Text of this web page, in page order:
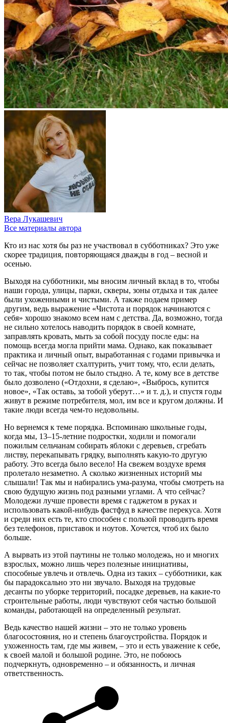
Вера Лукашевич
Все материалы автора
Кто из нас хотя бы раз не участвовал в субботниках? Это уже
скорее традиция, повторяющаяся дважды в год – весной и
осенью.
Выходя на субботники, мы вносим личный вклад в то, чтобы
наши города, улицы, парки, скверы, зоны отдыха и так далее
были ухоженными и чистыми. А также подаем пример
другим, ведь выражение «Чистота и порядок начинаются с
себя» хорошо знакомо всем нам с детства. Да, возможно, тогда
не сильно хотелось наводить порядок в своей комнате,
заправлять кровать, мыть за собой посуду после еды: на
помощь всегда могла прийти мама. Однако, как показывает
практика и личный опыт, выработанная с годами привычка и
сейчас не позволяет схалтурить, учит тому, что, если делать,
то так, чтобы потом не было стыдно. А те, кому все в детстве
было дозволено («Отдохни, я сделаю», «Выбрось, купится
новое», «Так оставь, за тобой уберут…» и т. д.), и спустя годы
живут в режиме потребителя, мол, им все и кругом должны. И
такие люди всегда чем-то недовольны.
Но вернемся к теме порядка. Вспоминаю школьные годы,
когда мы, 13–15-летние подростки, ходили и помогали
пожилым сельчанам собирать яблоки с деревьев, сгребать
листву, перекапывать грядку, выполнять какую-то другую
работу. Это всегда было весело! На свежем воздухе время
пролетало незаметно. А сколько жизненных историй мы
слышали! Так мы и набирались ума-разума, чтобы смотреть на
свою будущую жизнь под разными углами. А что сейчас?
Молодежи лучше провести время с гаджетом в руках и
использовать какой-нибудь фастфуд в качестве перекуса. Хотя
и среди них есть те, кто способен с пользой проводить время
без телефонов, приставок и ноутов. Хочется, чтоб их было
больше.
А вырвать из этой паутины не только молодежь, но и многих
взрослых, можно лишь через полезные инициативы,
способные увлечь и отвлечь. Одна из таких – субботники, как
бы парадоксально это ни звучало. Выходя на трудовые
десанты по уборке территорий, посадке деревьев, на какие-то
строительные работы, люди чувствуют себя частью большой
команды, работающей на определенный результат.
Ведь качество нашей жизни – это не только уровень
благосостояния, но и степень благоустройства. Порядок и
ухоженность там, где мы живем, – это и есть уважение к себе,
к своей малой и большой родине. Это, не побоюсь
подчеркнуть, одновременно – и обязанность, и личная
ответственность.